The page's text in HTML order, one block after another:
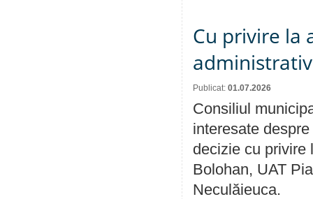
Cu privire la
Publicat: 01.07.2026
Consiliul
interesate
decizie cu privire
Bolohan, UAT
Neculăieuca.